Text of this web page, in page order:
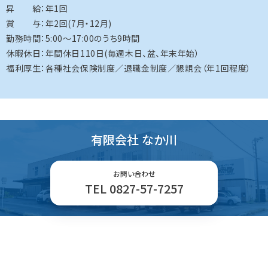
昇 給：年1回
賞 与：年2回(7月・12月)
勤務時間：5:00～17:00のうち9時間
休暇休日：年間休日110日(毎週木日、盆、年末年始）
福利厚生：各種社会保険制度／退職金制度／懇親会（年1回程度）
有限会社 なか川
お問い合わせ
TEL 0827-57-7257